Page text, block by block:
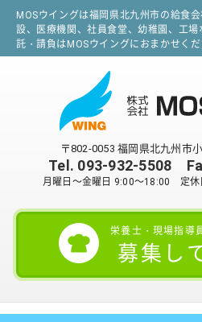
MOSウイングは福岡県北九州市の給食
設、医療機関、社員食堂、幼稚園、工場
託・請負はMOSウイングにおまかせくだ
〒802-0053 福岡県北九州市
Tel. 093-932-5508
月曜日～金曜日 9:00～18:00 定休
栄養士・現場指導
募集し